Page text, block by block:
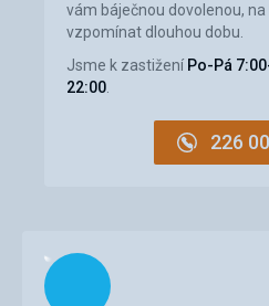
Ubytování
Vybavení pokoje OK, v
voda tekla po cca 3 minutách
přišli, tak jsme se pár dní
vám báječnou dovolenou,
vzpomínat dlouhou dobu.
Jsme k zastižení Po-Pá
22:00
226
Načítám